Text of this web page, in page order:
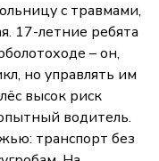
с травмами,
17-летние ребята
– он,
но управлять им
высок риск
водитель.
транспорт без